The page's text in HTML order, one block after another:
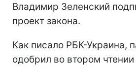
Владимир Зеленский
проект закона.
Как писало РБК-Украина,
одобрил во втором чтении